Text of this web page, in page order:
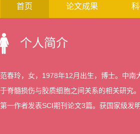
首页 论文成果
个人简介
范春玲，女，1978年12月出生，博士。中
于脊髓损伤与胶质细胞之间关系的相关研究
第一作者发表SCI期刊论文3篇。获国家级发